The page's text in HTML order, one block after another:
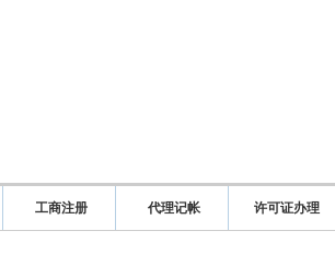
工商注册 代理记帐 许可证办理